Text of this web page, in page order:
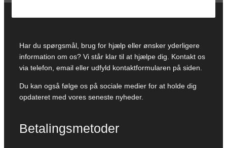
Har du spørgsmål, brug for hjælp eller ønsker yderligere
information om os? Vi står klar til at hjælpe dig. Kontakt os
via telefon, email eller udfyld kontaktformularen på siden.
Du kan også følge os på sociale medier for at holde dig
opdateret med vores seneste nyheder.
Betalingsmetoder